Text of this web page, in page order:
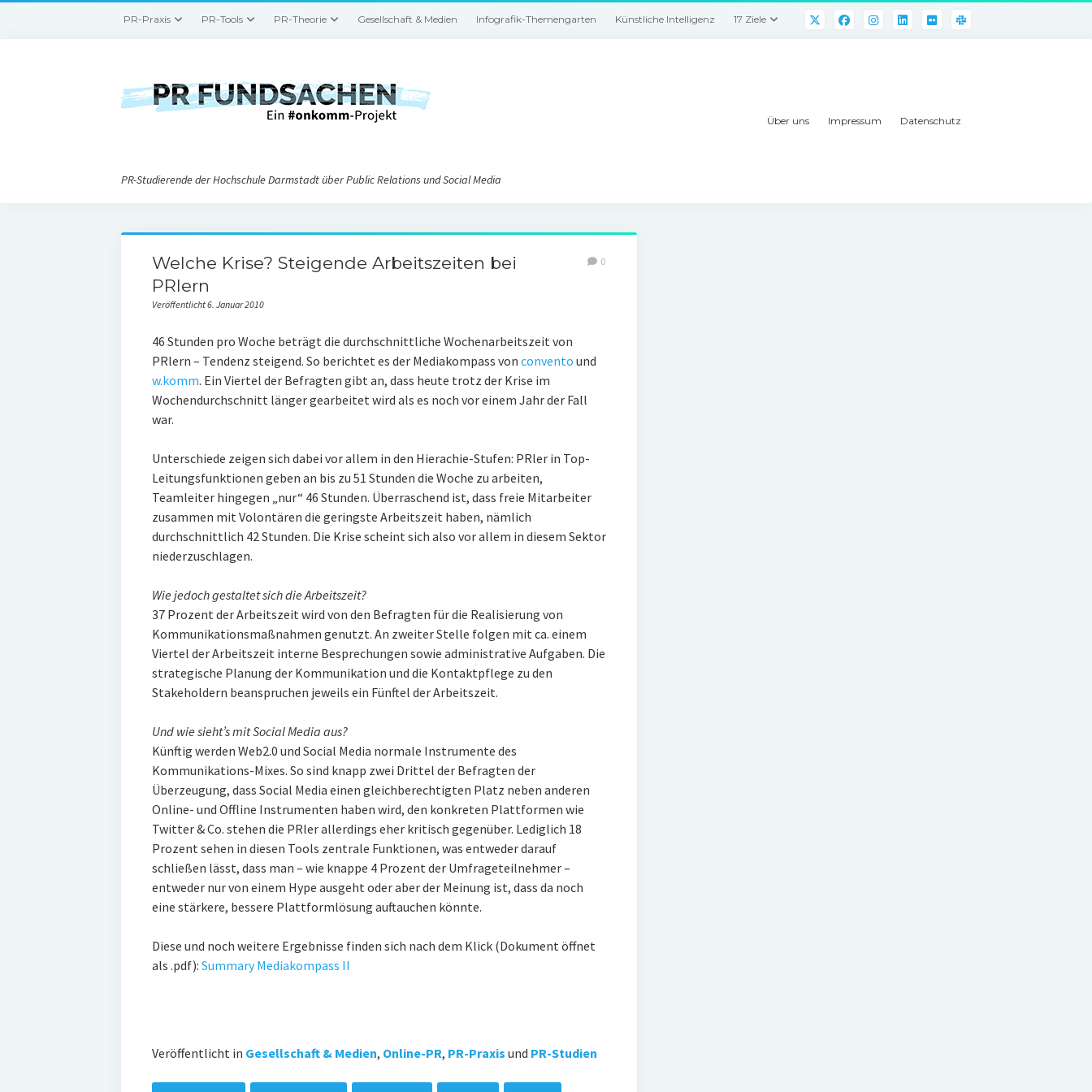
PR-Praxis PR-Tools PR-Theorie Gesellschaft & Medien Infografik-Themengarten Künstliche Intelligenz 17 Ziele
PR-Studierende der Hochschule Darmstadt über Public Relations und Social Media
Über uns Impressum Datenschutz
Welche Krise? Steigende Arbeitszeiten bei
PRlern
Veröffentlicht 6. Januar 2010
0
46 Stunden pro Woche beträgt die durchschnittliche Wochenarbeitszeit von
PRlern – Tendenz steigend. So berichtet es der Mediakompass von convento und
w.komm. Ein Viertel der Befragten gibt an, dass heute trotz der Krise im
Wochendurchschnitt länger gearbeitet wird als es noch vor einem Jahr der Fall
war.
Unterschiede zeigen sich dabei vor allem in den Hierachie-Stufen: PRler in Top-
Leitungsfunktionen geben an bis zu 51 Stunden die Woche zu arbeiten,
Teamleiter hingegen „nur“ 46 Stunden. Überraschend ist, dass freie Mitarbeiter
zusammen mit Volontären die geringste Arbeitszeit haben, nämlich
durchschnittlich 42 Stunden. Die Krise scheint sich also vor allem in diesem Sektor
niederzuschlagen.
Wie jedoch gestaltet sich die Arbeitszeit?
37 Prozent der Arbeitszeit wird von den Befragten für die Realisierung von
Kommunikationsmaßnahmen genutzt. An zweiter Stelle folgen mit ca. einem
Viertel der Arbeitszeit interne Besprechungen sowie administrative Aufgaben. Die
strategische Planung der Kommunikation und die Kontaktpflege zu den
Stakeholdern beanspruchen jeweils ein Fünftel der Arbeitszeit.
Und wie sieht’s mit Social Media aus?
Künftig werden Web2.0 und Social Media normale Instrumente des
Kommunikations-Mixes. So sind knapp zwei Drittel der Befragten der
Überzeugung, dass Social Media einen gleichberechtigten Platz neben anderen
Online- und Offline Instrumenten haben wird, den konkreten Plattformen wie
Twitter & Co. stehen die PRler allerdings eher kritisch gegenüber. Lediglich 18
Prozent sehen in diesen Tools zentrale Funktionen, was entweder darauf
schließen lässt, dass man – wie knappe 4 Prozent der Umfrageteilnehmer –
entweder nur von einem Hype ausgeht oder aber der Meinung ist, dass da noch
eine stärkere, bessere Plattformlösung auftauchen könnte.
Diese und noch weitere Ergebnisse finden sich nach dem Klick (Dokument öffnet
als .pdf): Summary Mediakompass II
Veröffentlicht in Gesellschaft & Medien, Online-PR, PR-Praxis und PR-Studien